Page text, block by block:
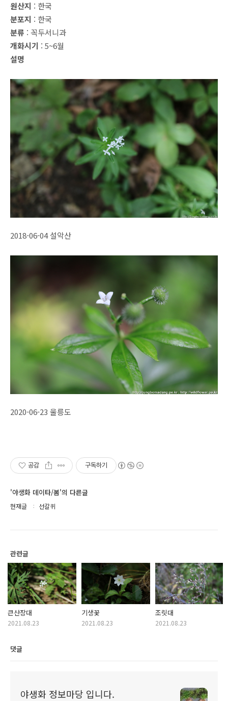
원산지 : 한국
분포지 : 한국
분류 : 꼭두서니과
개화시기 : 5~6월
설명
2018-06-04 설악산
2020-06-23 울릉도
공감 구독하기
'야생화 데이타/봄'의 다른글
현재글 선갈퀴
관련글
큰산장대
2021.08.23
기생꽃
2021.08.23
조릿대
2021.08.23
댓글
야생화 정보마당 입니다.